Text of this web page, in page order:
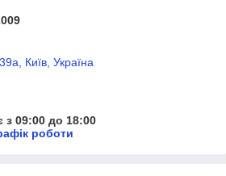
Київ, Україна
з 09:00 до 18:00
роботи